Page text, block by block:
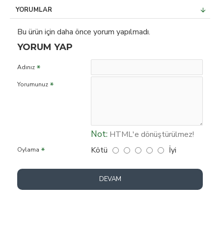
YORUMLAR
Bu ürün için daha önce yorum yapılmadı.
YORUM YAP
Adınız
Yorumunuz
Not: HTML'e dönüştürülmez!
Oylama Kötü İyi
DEVAM